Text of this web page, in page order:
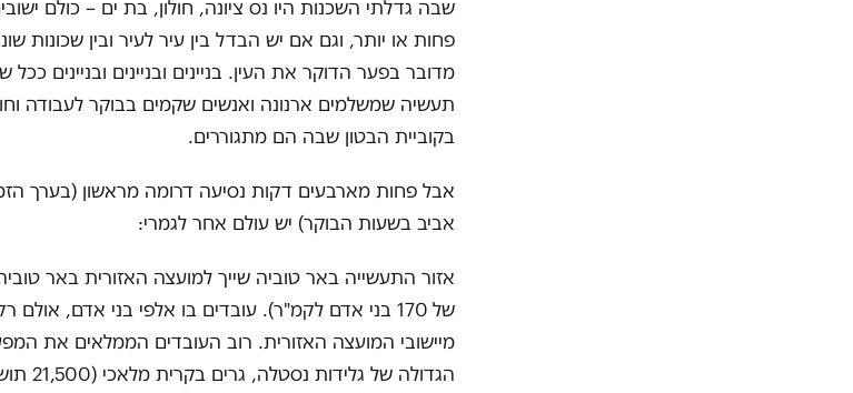
שבה גדלתי השכנות היו נס ציונה, חולון, בת ים – כולם
פחות או יותר, וגם אם יש הבדל בין עיר לעיר ובין שכונות
מדובר בפער הדוקר את העין. בניינים ובניינים ובניינים ככל
תעשיה שמשלמים ארנונה ואנשים שקמים בבוקר לעבודה
בקוביית הבטון שבה הם מתגוררים.
אבל פחות מארבעים דקות נסיעה דרומה מראשון (בערך
אביב בשעות הבוקר) יש עולם אחר לגמרי:
של 170 בני אדם לקמ"ר). עובדים בו אלפי בני אדם,
מיישובי המועצה האזורית. רוב העובדים הממלאים את